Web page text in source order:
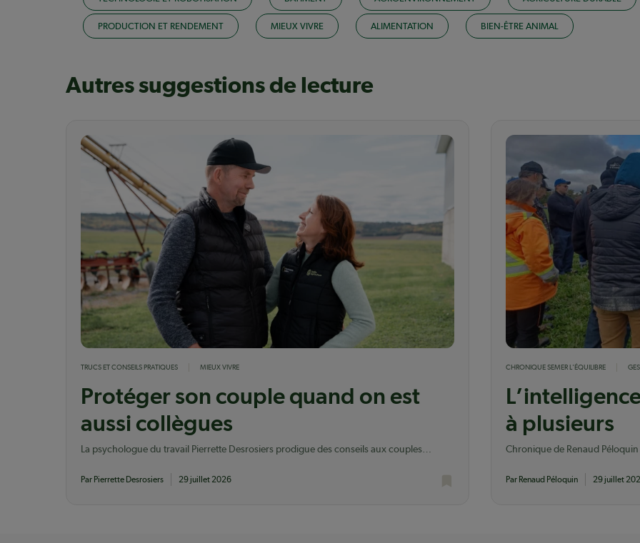
PRODUCTION ET RENDEMENT MIEUX VIVRE ALIMENTATION BIEN-ÊTRE ANIMAL
Autres suggestions de lecture
TRUCS ET CONSEILS PRATIQUES MIEUX VIVRE
Protéger son couple quand on est
aussi collègues
La psychologue du travail Pierrette Desrosiers prodigue des conseils aux couples
Par Pierrette Desrosiers 29 juillet 2026
CHRONIQUE SEMER L'ÉQUILIBRE
à plusieurs
Chronique de Renaud Péloquin
Par Renaud Péloquin 29 juillet